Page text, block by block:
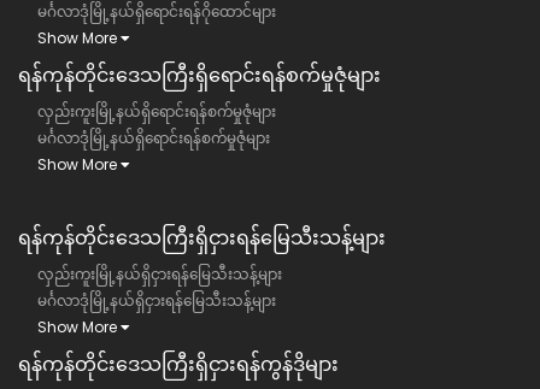
မင်္ဂလာဒုံမြို့နယ်ရှိရောင်းရန်ဂိုထောင်များ
Show More
ရန်ကုန်တိုင်းဒေသကြီး​ရှိရောင်းရန်စက်မှုဇုံများ
လှည်းကူးမြို့နယ်ရှိရောင်းရန်စက်မှုဇုံများ
မင်္ဂလာဒုံမြို့နယ်ရှိရောင်းရန်စက်မှုဇုံများ
Show More
ရန်ကုန်တိုင်းဒေသကြီး​​ရှိငှားရန်မြေသီးသန့်များ
လှည်းကူးမြို့နယ်ရှိငှားရန်မြေသီးသန့်များ
မင်္ဂလာဒုံမြို့နယ်ရှိငှားရန်မြေသီးသန့်များ
Show More
ရန်ကုန်တိုင်းဒေသကြီး​​ရှိငှားရန်ကွန်ဒိုများ